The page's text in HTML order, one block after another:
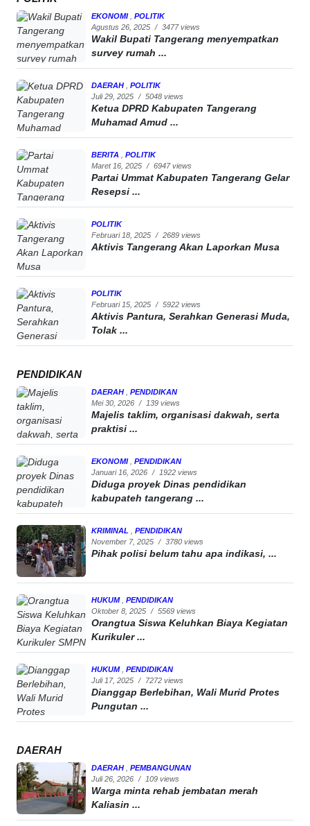
EKONOMI
POLITIK
Agustus 26, 2025 / 3477 views
Wakil Bupati Tangerang menyempatkan
survey rumah ...
DAERAH
POLITIK
Juli 29, 2025 / 5048 views
Ketua DPRD Kabupaten Tangerang
Muhamad Amud ...
BERITA
POLITIK
Maret 16, 2025 / 6947 views
Partai Ummat Kabupaten Tangerang Gelar
Resepsi ...
POLITIK
Februari 18, 2025 / 2689 views
Aktivis Tangerang Akan Laporkan Musa
POLITIK
Februari 15, 2025 / 5922 views
Aktivis Pantura, Serahkan Generasi Muda,
Tolak ...
PENDIDIKAN
DAERAH
PENDIDIKAN
Mei 30, 2026 / 139 views
Majelis taklim, organisasi dakwah, serta
praktisi ...
EKONOMI
PENDIDIKAN
Januari 16, 2026 / 1922 views
Diduga proyek Dinas pendidikan
kabupateh tangerang ...
KRIMINAL
PENDIDIKAN
November 7, 2025 / 3780 views
Pihak polisi belum tahu apa indikasi, ...
HUKUM
PENDIDIKAN
Oktober 8, 2025 / 5569 views
Orangtua Siswa Keluhkan Biaya Kegiatan
Kurikuler ...
HUKUM
PENDIDIKAN
Juli 17, 2025 / 7272 views
Dianggap Berlebihan, Wali Murid Protes
Pungutan ...
DAERAH
DAERAH
PEMBANGUNAN
Juli 26, 2026 / 109 views
Warga minta rehab jembatan merah
Kaliasin ...